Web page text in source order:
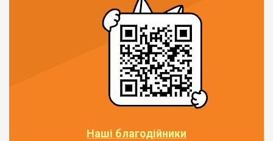
Наші благодійники